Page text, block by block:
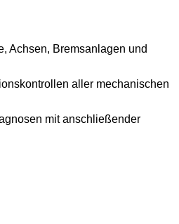
Achsen, Bremsanlagen und
aller mechanischen
mit anschließender